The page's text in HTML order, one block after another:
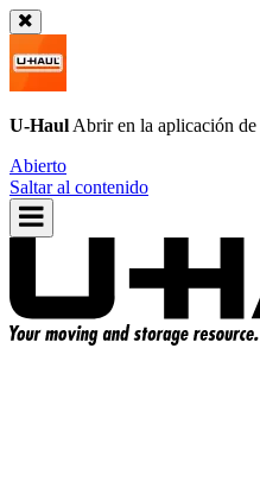
U-Haul Abrir en la aplicación de
Abierto
Saltar al contenido